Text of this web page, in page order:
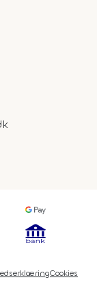
Cookies